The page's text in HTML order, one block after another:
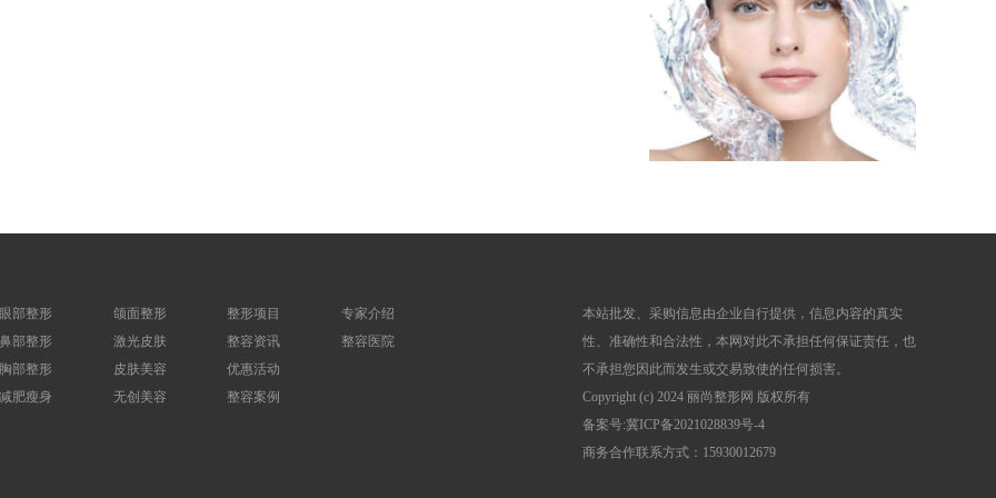
眼部整形
鼻部整形
胸部整形
减肥瘦身
颌面整形
激光皮肤
皮肤美容
无创美容
整形项目
整容资讯
优惠活动
整容案例
专家介绍
整容医院
本站批发、采购信息由企业自行提供，信息内容的真实
性、准确性和合法性，本网对此不承担任何保证责任，也
不承担您因此而发生或交易致使的任何损害。
Copyright (c) 2024 丽尚整形网 版权所有
备案号:冀ICP备2021028839号-4
商务合作联系方式：15930012679